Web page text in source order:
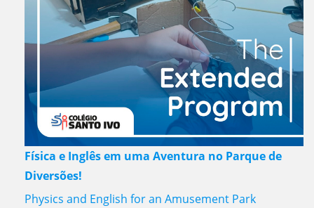
Física e Inglês em uma Aventura no Parque de
Diversões!
Physics and English for an Amusement Park